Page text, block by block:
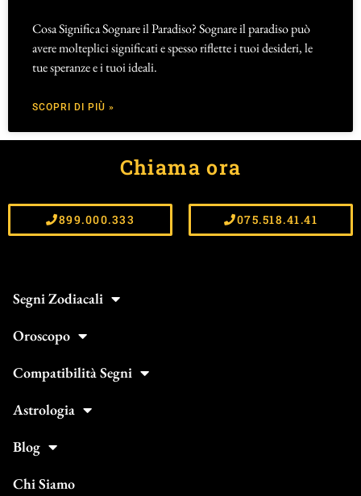
Cosa Significa Sognare il Paradiso? Sognare il paradiso può
avere molteplici significati e spesso riflette i tuoi desideri, le
tue speranze e i tuoi ideali.
SCOPRI DI PIÙ »
Chiama ora
899.000.333 075.518.41.41
Segni Zodiacali
Oroscopo
Compatibilità Segni
Astrologia
Blog
Chi Siamo